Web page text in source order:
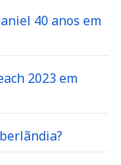
40 anos em
2023 em